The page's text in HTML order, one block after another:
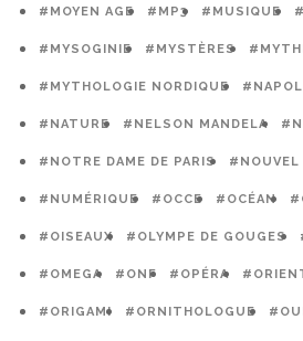
#MOYEN AGE #MP3 #MUSIQUE
#MYSOGINIE #MYSTÈRES
#MYTHOLOGIE NORDIQUE
#NATURE #NELSON MANDELA
#NOTRE DAME DE PARIS #NOUVEL
#NUMÉRIQUE #OCCE #OCÉAN
#OISEAUX #OLYMPE DE GOUGES
#OMEGA #ONF #OPÉRA
#ORIGAMI #ORNITHOLOGUE